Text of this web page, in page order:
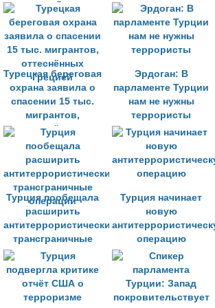
после 5 лет
разбирательств
Турецкая береговая
охрана заявила о
спасении 15 тыс.
мигрантов,
оттеснённых
Грецией
Эрдоган: В
парламенте Турции
нам не нужны
террористы
Турция пообещала
расширить
антитеррористические
трансграничные
операции
Турция начинает
новую
операцию